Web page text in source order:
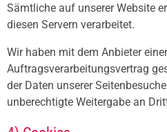
Sämtliche auf unserer Website
diesen Servern verarbeitet.
Wir haben mit dem Anbieter
Auftragsverarbeitungsvertrag
der Daten unserer
unberechtigte Weitergabe an